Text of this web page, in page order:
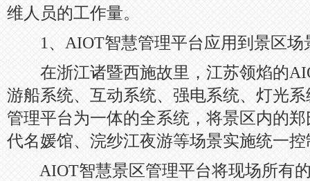
维人员的工作量。
1、AIOT智慧管理平台应用到景区场
在浙江诸暨西施故里，江苏领焰的
游船系统、互动系统、强电系统、灯光
管理平台为一体的全系统，将景区内的
代名媛馆、浣纱江夜游等场景实施统一控
AIOT智慧景区管理平台将现场所有的